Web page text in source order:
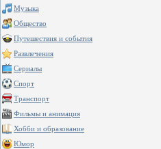
Музыка
Общество
Путешествия и события
Развлечения
Сериалы
Спорт
Транспорт
Фильмы и анимация
Хобби и образование
Юмор